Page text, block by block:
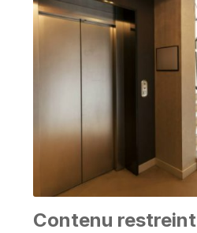
Contenu restreint